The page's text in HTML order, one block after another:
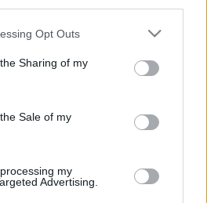
app uses one or more Google
usage behaviour. You may click to
and its third-party tags to
purposes in below Google
Opt Outs
Sharing of my
Sale of my
my
Advertising.
a háziorvosi
is július 1-jén, kedden, az
munkaszüneti napján, a